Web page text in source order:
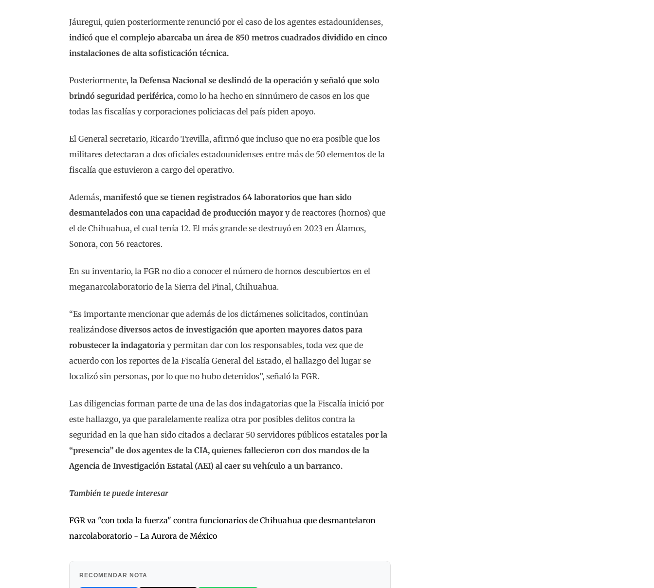
Jáuregui, quien posteriormente renunció por el caso de los agentes estadounidenses,
indicó que el complejo abarcaba un área de 850 metros cuadrados dividido en cinco
instalaciones de alta sofisticación técnica.
Posteriormente, la Defensa Nacional se deslindó de la operación y señaló que solo
brindó seguridad periférica, como lo ha hecho en sinnúmero de casos en los que
todas las fiscalías y corporaciones policiacas del país piden apoyo.
El General secretario, Ricardo Trevilla, afirmó que incluso que no era posible que los
militares detectaran a dos oficiales estadounidenses entre más de 50 elementos de la
fiscalía que estuvieron a cargo del operativo.
Además, manifestó que se tienen registrados 64 laboratorios que han sido
desmantelados con una capacidad de producción mayor y de reactores (hornos) que
el de Chihuahua, el cual tenía 12. El más grande se destruyó en 2023 en Álamos,
Sonora, con 56 reactores.
En su inventario, la FGR no dio a conocer el número de hornos descubiertos en el
meganarcolaboratorio de la Sierra del Pinal, Chihuahua.
“Es importante mencionar que además de los dictámenes solicitados, continúan
realizándose diversos actos de investigación que aporten mayores datos para
robustecer la indagatoria y permitan dar con los responsables, toda vez que de
acuerdo con los reportes de la Fiscalía General del Estado, el hallazgo del lugar se
localizó sin personas, por lo que no hubo detenidos”, señaló la FGR.
Las diligencias forman parte de una de las dos indagatorias que la Fiscalía inició por
este hallazgo, ya que paralelamente realiza otra por posibles delitos contra la
seguridad en la que han sido citados a declarar 50 servidores públicos estatales por la
“presencia” de dos agentes de la CIA, quienes fallecieron con dos mandos de la
Agencia de Investigación Estatal (AEI) al caer su vehículo a un barranco.
También te puede interesar
FGR va "con toda la fuerza" contra funcionarios de Chihuahua que desmantelaron
narcolaboratorio - La Aurora de México
RECOMENDAR NOTA